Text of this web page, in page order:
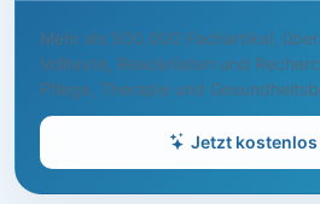
Mehr als 500.000 Fachartikel,
Volltexte, Readerlisten und
Pflege, Therapie und
Jetzt kostenlos